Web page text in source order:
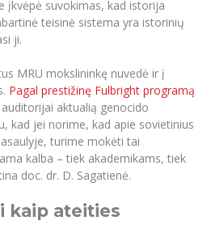
įkvėpė suvokimas, kad istorija
teisinė sistema yra istorinių
ji.
MRU mokslininkę nuvedė ir į
Pagal prestižinę Fulbright programą
aktualią genocido
kad jei norime, kad apie sovietinius
turime mokėti tai
kalba – tiek akademikams, tiek
doc. dr. D. Sagatienė.
kaip ateities